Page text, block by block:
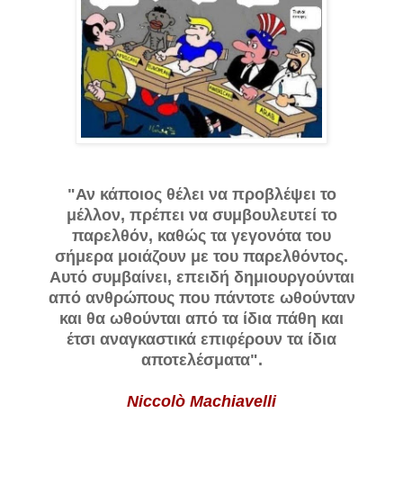
"Αν κάποιος θέλει να προβλέψει το
μέλλον, πρέπει να συμβουλευτεί το
παρελθόν, καθώς τα γεγονότα του
σήμερα μοιάζουν με του παρελθόντος.
Αυτό συμβαίνει, επειδή δημιουργούνται
από ανθρώπους που πάντοτε ωθούνταν
και θα ωθούνται από τα ίδια πάθη και
έτσι αναγκαστικά επιφέρουν τα ίδια
αποτελέσματα".
Niccolò Machiavelli